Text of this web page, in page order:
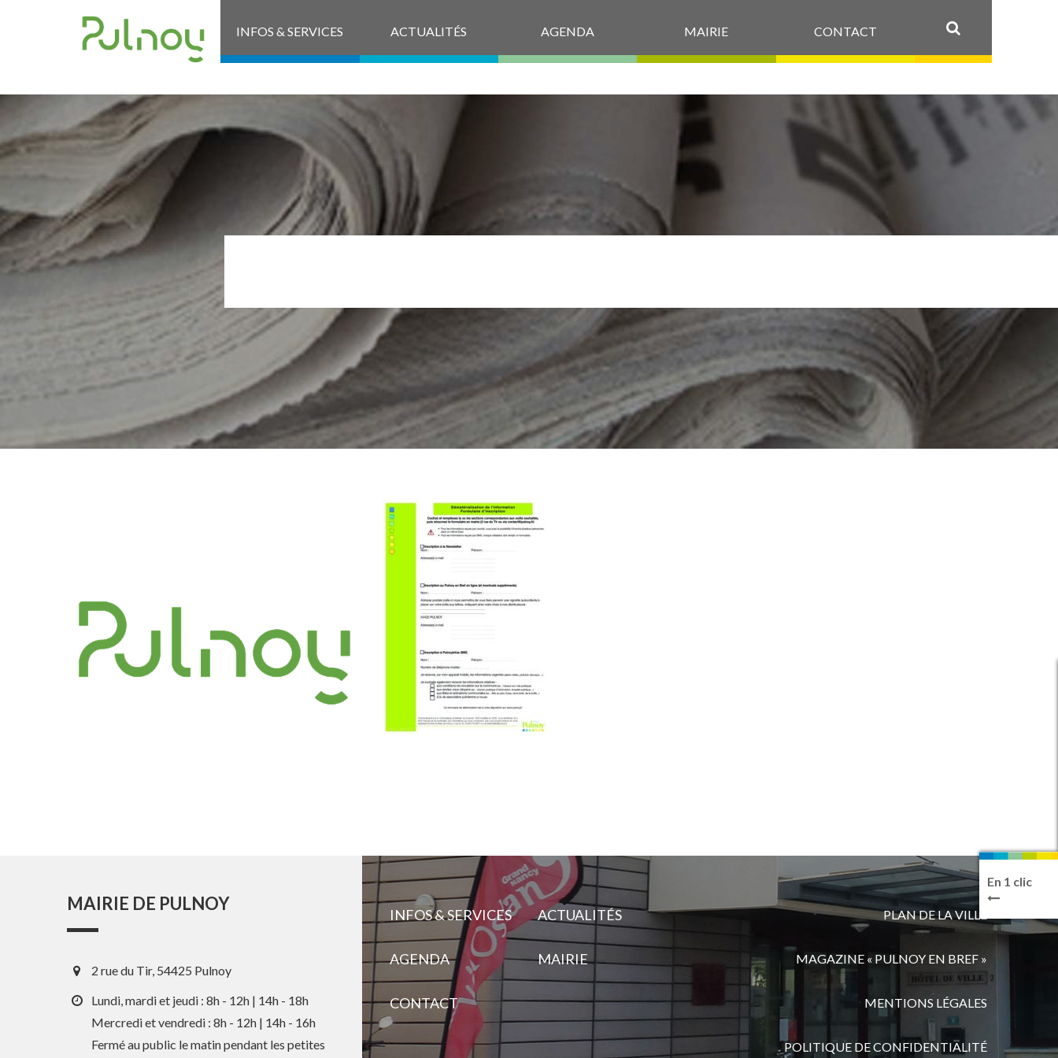
INFOS & SERVICES ACTUALITÉS AGENDA MAIRIE CONTACT
En 1 clic
MAIRIE DE PULNOY
2 rue du Tir, 54425 Pulnoy
Lundi, mardi et jeudi : 8h - 12h | 14h - 18h
Mercredi et vendredi : 8h - 12h | 14h - 16h
Fermé au public le matin pendant les petites
INFOS & SERVICES ACTUALITÉS
AGENDA MAIRIE
CONTACT
PLAN DE LA VILLE
MAGAZINE « PULNOY EN BREF »
MENTIONS LÉGALES
POLITIQUE DE CONFIDENTIALITÉ